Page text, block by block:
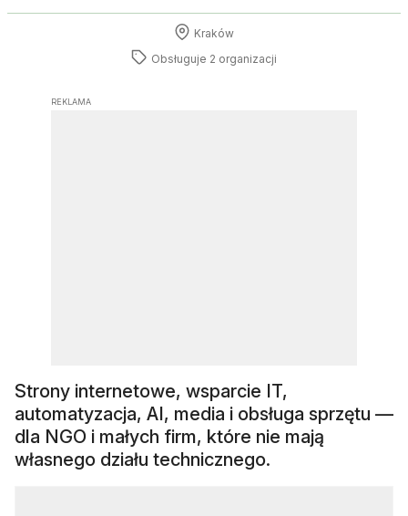
Kraków
Obsługuje 2 organizacji
REKLAMA
Strony internetowe, wsparcie IT,
automatyzacja, AI, media i obsługa sprzętu —
dla NGO i małych firm, które nie mają
własnego działu technicznego.